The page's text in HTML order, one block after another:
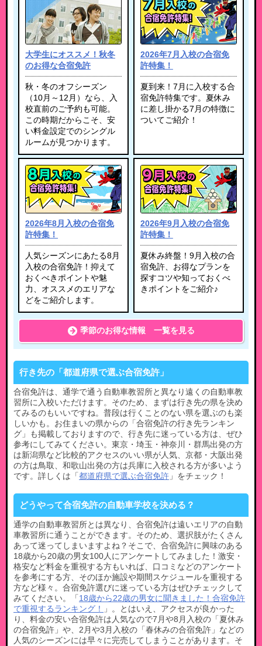
大学生にオススメ！秋冬
のお得な合宿免許
秋・冬のオフシーズン
（10月～12月）なら、入
校直前のご予約も可能。
この時期だからこそ、安
い料金設定でのシングル
ルームが見つかります。
2026年7月入校の合宿免
許特集！
夏到来！7月に入校する合
宿免許特集です。夏休み
に差し掛かる7月の特徴に
ついてご紹介！
2026年8月入校の合宿免
許特集！
人気シーズンにあたる8月
入校の合宿免許！抑えて
おくべきポイントや魅
力、オススメのエリアな
どをご紹介します。
2026年9月入校の合宿免
許特集！
夏休み終盤！9月入校の合
宿免許、お得なプランを
探すコツや知っておくべ
きポイントをご紹介♪
季節のお得な情報 一覧を見る
行き先の「都道府県で選ぶ合宿免許」
合宿免許は、通学で通う自動車教習所と異なり遠くの自動車教
習所に入校いただけます。そのため、まずは行き先の県を決め
てみるのもいいですね。普段は行くことのない県を選ぶのも楽
しいかも。お住まいの県からの「合宿免許の行き先ランキン
グ」も掲載しておりますので、行き先に迷っている方は、ぜひ
参考にしてみてください。東京・埼玉・神奈川・群馬出発の方
は新潟県など比較的アクセスのいい県が人気、京都・大阪出発
の方は鳥取、和歌山出発の方は兵庫に入校される方が多いよう
です。詳しくは「 都道府県で選ぶ合宿免許 」をチェック！
どうやって合宿免許の自動車学校を決める？
通学の自動車教習所とは異なり、合宿免許は遠いエリアの自動
車教習所に通うことができます。そのため、選択肢がたくさん
あって迷ってしまいますよね？そこで、合宿免許に興味のある
18歳から20歳の男女100人にアンケートしてみました！激安・
格安など料金を重視する方もいれば、口コミなどのアンケート
を参考にする方、そのほか施設や期間スケジュールを重視する
方など様々。合宿免許選びに迷っている方はぜひチェックして
みてください。「 18歳から22歳の男女に聞きました！合宿免許
で重視するランキング！
」。とはいえ、アクセスが良かった
り、料金の安い合宿免許は人気なので7月や8月入校の「夏休み
の合宿免許」や、2月や3月入校の「春休みの合宿免許」などの
人気のシーズンには早々に完売してしまうことがあります。そ